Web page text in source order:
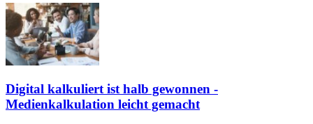
Digital kalkuliert ist halb gewonnen -
Medienkalkulation leicht gemacht